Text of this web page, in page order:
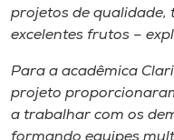
projetos de qualidade,
excelentes frutos –
Para a acadêmica
projeto
a trabalhar com os